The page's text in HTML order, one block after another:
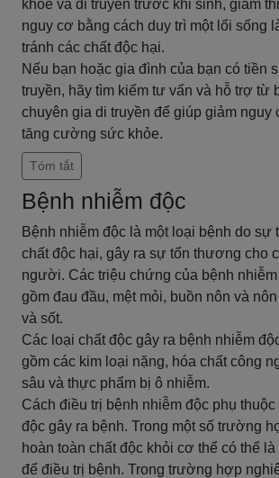
khỏe và di truyền trước khi sinh, giảm
nguy cơ bằng cách duy trì một lối sống
tránh các chất độc hại.
Nếu bạn hoặc gia đình của bạn có tiền
truyền, hãy tìm kiếm tư vấn và hỗ trợ từ
chuyên gia di truyền để giúp giảm nguy
tăng cường sức khỏe.
Tóm tắt
Bệnh nhiễm độc
Bệnh nhiễm độc là một loại bệnh do sự
chất độc hại, gây ra sự tổn thương cho
người. Các triệu chứng của bệnh
gồm đau đầu, mệt mỏi, buồn nôn và
và sốt.
Các loại chất độc gây ra bệnh nhiễm
gồm các kim loại nặng, hóa chất công
sâu và thực phẩm bị ô nhiễm.
Cách điều trị bệnh nhiễm độc phụ
độc gây ra bệnh. Trong một số trường
hoàn toàn chất độc khỏi cơ thể có thể
để điều trị bệnh. Trong trường hợp